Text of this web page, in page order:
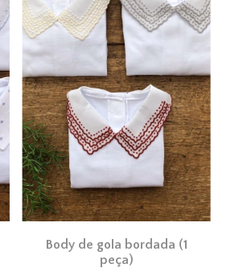
Body de gola bordada (1
peça)